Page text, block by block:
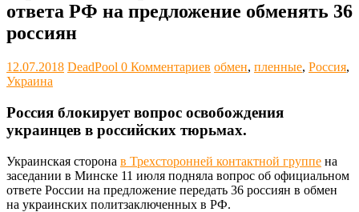
ответа РФ на предложение обменять 36
россиян
12.07.2018 DeadPool 0 Комментариев обмен, пленные, Россия,
Украина
Россия блокирует вопрос освобождения
украинцев в российских тюрьмах.
Украинская сторона в Трехсторонней контактной группе на
заседании в Минске 11 июля подняла вопрос об официальном
ответе России на предложение передать 36 россиян в обмен
на украинских политзаключенных в РФ.